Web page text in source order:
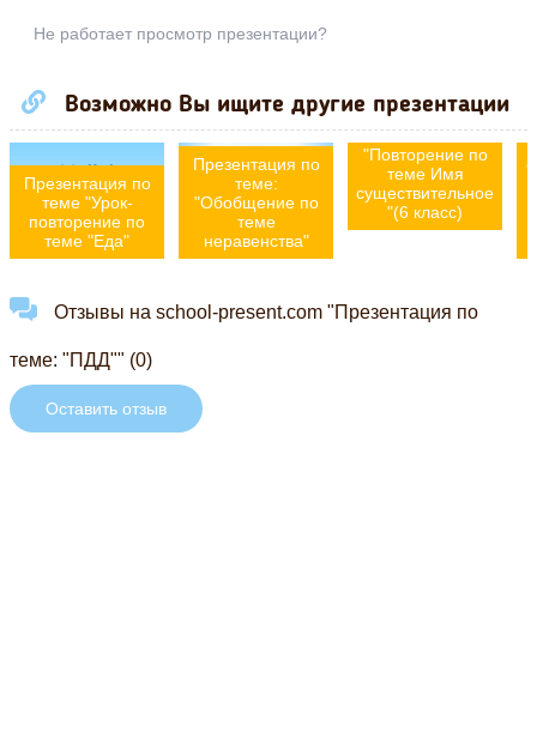
Не работает просмотр презентации?
Возможно Вы ищите другие презентации
Презентация по
теме "Урок-
повторение по
теме "Еда"
Презентация по
теме:
"Обобщение по
теме
неравенства"
Презентация по
теме
"Повторение по
теме Имя
существительное
"(6 класс)
Отзывы на school-present.com "Презентация по
теме: "ПДД"" (0)
Оставить отзыв